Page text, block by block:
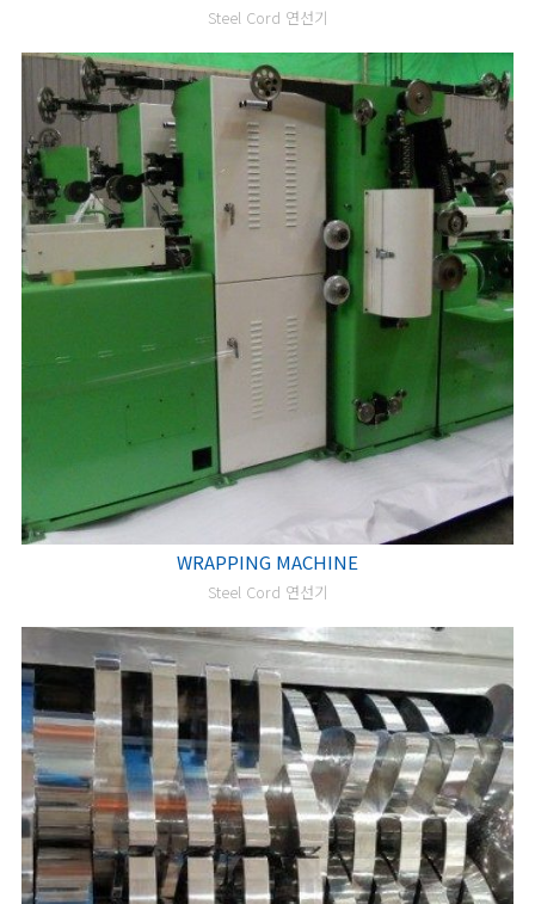
Steel Cord 연선기
WRAPPING MACHINE
Steel Cord 연선기